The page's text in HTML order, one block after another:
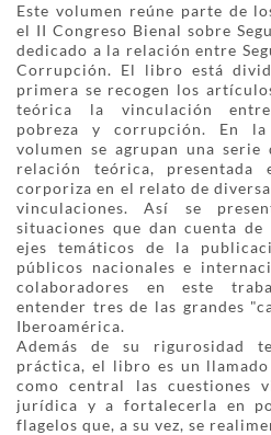
Este volumen reúne parte de
el II Congreso Bienal sobre
dedicado a la relación entre
Corrupción. El libro está
primera se recogen los
teórica la vinculación
pobreza y corrupción. En
volumen se agrupan una serie
relación teórica,
corporiza en el relato de
vinculaciones. Así se
situaciones que dan cuenta
ejes temáticos de la
públicos nacionales e
colaboradores en este
entender tres de las grandes
Iberoamérica.
Además de su rigurosidad
práctica, el libro es un
como central las cuestiones
jurídica y a fortalecerla en
flagelos que, a su vez, se